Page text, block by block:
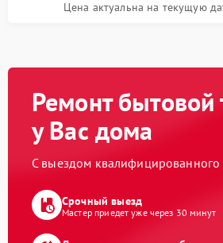
Цена актуальна на текущую
Ремонт бытовой
у Вас дома
С выездом квалифицированного
Срочный выезд
Мастер приедет уже через 30 минут